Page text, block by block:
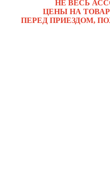
НЕ ВЕСЬ
ЦЕНЫ НА
ПЕРЕД ПРИЕЗДОМ,